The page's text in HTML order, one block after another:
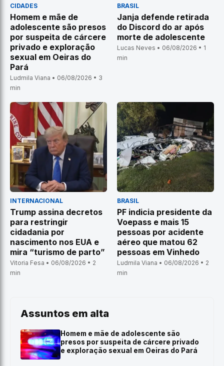
CIDADES
Homem e mãe de
adolescente são presos
por suspeita de cárcere
privado e exploração
sexual em Oeiras do
Pará
Ludmila Viana • 06/08/2026 • 3
min
BRASIL
Janja defende retirada
do Discord do ar após
morte de adolescente
Lucas Neves • 06/08/2026 • 1
min
INTERNACIONAL
Trump assina decretos
para restringir
cidadania por
nascimento nos EUA e
mira “turismo de parto”
Vitoria Fesa • 06/08/2026 • 2
min
BRASIL
PF indicia presidente da
Voepass e mais 15
pessoas por acidente
aéreo que matou 62
pessoas em Vinhedo
Ludmila Viana • 06/08/2026 • 2
min
Assuntos em alta
Homem e mãe de adolescente são
presos por suspeita de cárcere privado
e exploração sexual em Oeiras do Pará